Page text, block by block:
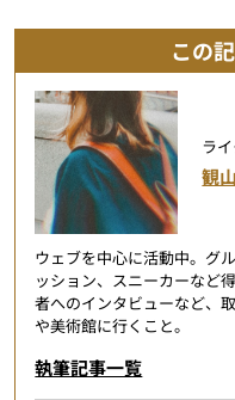
この
ラ
観
ウェブを中心に活動中。グ
ッション、スニーカーなど
者へのインタビューなど、
や美術館に行くこと。
執筆記事一覧